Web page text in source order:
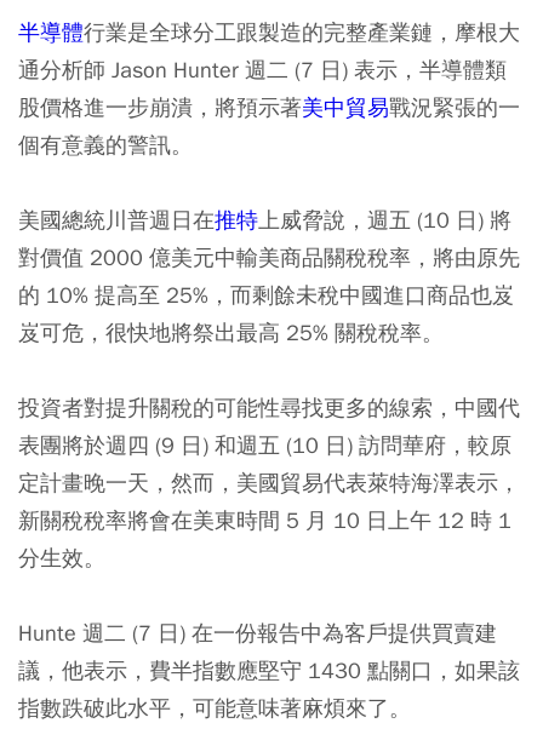
半導體行業是全球分工跟製造的完整產業鏈，摩根大
通分析師 Jason Hunter 週二 (7 日) 表示，半導體類
股價格進一步崩潰，將預示著美中貿易戰況緊張的一
個有意義的警訊。
美國總統川普週日在推特上威脅說，週五 (10 日) 將
對價值 2000 億美元中輸美商品關稅稅率，將由原先
的 10% 提高至 25%，而剩餘未稅中國進口商品也岌
岌可危，很快地將祭出最高 25% 關稅稅率。
投資者對提升關稅的可能性尋找更多的線索，中國代
表團將於週四 (9 日) 和週五 (10 日) 訪問華府，較原
定計畫晚一天，然而，美國貿易代表萊特海澤表示，
新關稅稅率將會在美東時間 5 月 10 日上午 12 時 1
分生效。
Hunte 週二 (7 日) 在一份報告中為客戶提供買賣建
議，他表示，費半指數應堅守 1430 點關口，如果該
指數跌破此水平，可能意味著麻煩來了。